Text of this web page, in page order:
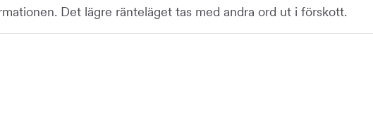
Det lägre ränteläget tas med andra ord ut i förskott.